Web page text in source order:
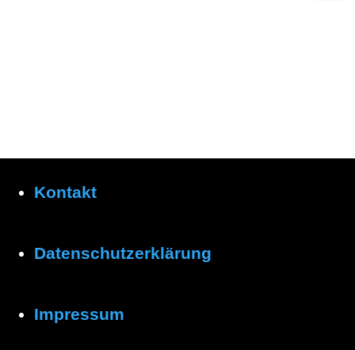
Kontakt
Datenschutzerklärung
Impressum